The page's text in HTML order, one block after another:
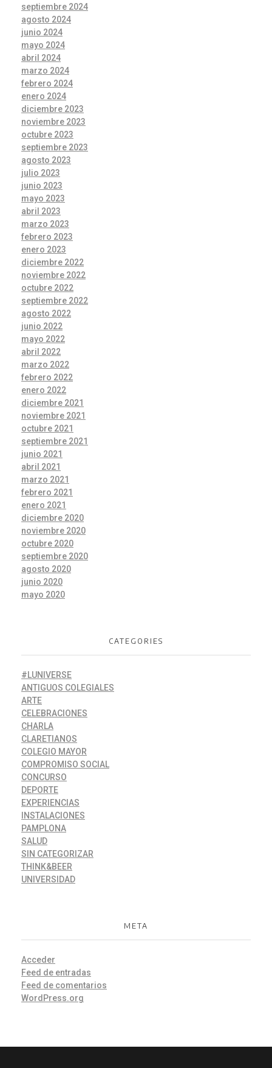
septiembre 2024
agosto 2024
junio 2024
mayo 2024
abril 2024
marzo 2024
febrero 2024
enero 2024
diciembre 2023
noviembre 2023
octubre 2023
septiembre 2023
agosto 2023
julio 2023
junio 2023
mayo 2023
abril 2023
marzo 2023
febrero 2023
enero 2023
diciembre 2022
noviembre 2022
octubre 2022
septiembre 2022
agosto 2022
junio 2022
mayo 2022
abril 2022
marzo 2022
febrero 2022
enero 2022
diciembre 2021
noviembre 2021
octubre 2021
septiembre 2021
junio 2021
abril 2021
marzo 2021
febrero 2021
enero 2021
diciembre 2020
noviembre 2020
octubre 2020
septiembre 2020
agosto 2020
junio 2020
mayo 2020
CATEGORIES
#LUNIVERSE
ANTIGUOS COLEGIALES
ARTE
CELEBRACIONES
CHARLA
CLARETIANOS
COLEGIO MAYOR
COMPROMISO SOCIAL
CONCURSO
DEPORTE
EXPERIENCIAS
INSTALACIONES
PAMPLONA
SALUD
SIN CATEGORIZAR
THINK&BEER
UNIVERSIDAD
META
Acceder
Feed de entradas
Feed de comentarios
WordPress.org